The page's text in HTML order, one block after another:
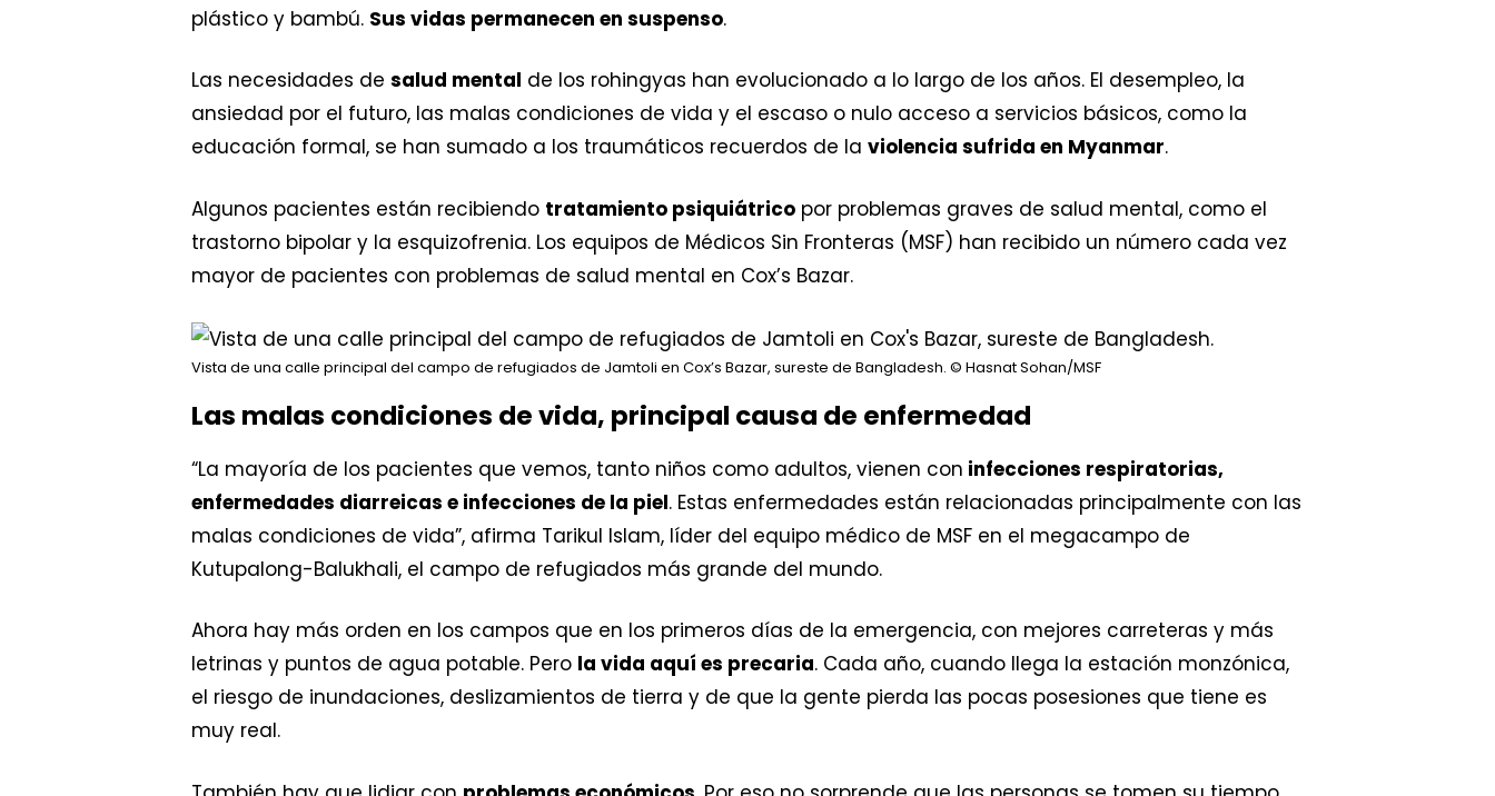
plástico y bambú. Sus vidas permanecen en suspenso.
Las necesidades de salud mental de los rohingyas han evolucionado a lo largo de los años. El desempleo, la
ansiedad por el futuro, las malas condiciones de vida y el escaso o nulo acceso a servicios básicos, como la
educación formal, se han sumado a los traumáticos recuerdos de la violencia sufrida en Myanmar.
Algunos pacientes están recibiendo tratamiento psiquiátrico por problemas graves de salud mental, como el
trastorno bipolar y la esquizofrenia. Los equipos de Médicos Sin Fronteras (MSF) han recibido un número cada vez
mayor de pacientes con problemas de salud mental en Cox’s Bazar.
Vista de una calle principal del campo de refugiados de Jamtoli en Cox’s Bazar, sureste de Bangladesh. © Hasnat Sohan/MSF
Las malas condiciones de vida, principal causa de enfermedad
“La mayoría de los pacientes que vemos, tanto niños como adultos, vienen con infecciones respiratorias,
enfermedades diarreicas e infecciones de la piel. Estas enfermedades están relacionadas principalmente con las
malas condiciones de vida”, afirma Tarikul Islam, líder del equipo médico de MSF en el megacampo de
Kutupalong-Balukhali, el campo de refugiados más grande del mundo.
Ahora hay más orden en los campos que en los primeros días de la emergencia, con mejores carreteras y más
letrinas y puntos de agua potable. Pero la vida aquí es precaria. Cada año, cuando llega la estación monzónica,
el riesgo de inundaciones, deslizamientos de tierra y de que la gente pierda las pocas posesiones que tiene es
muy real.